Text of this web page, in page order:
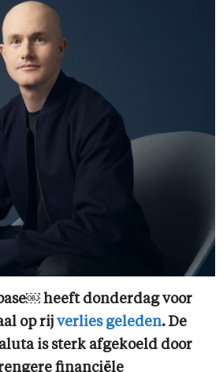
heeft donderdag voor
op rij verlies geleden. De
is sterk afgekoeld door
financiële